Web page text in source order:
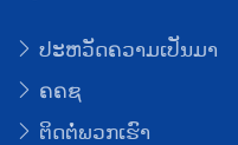
ປະຫວັດຄວາມເປັນມາ
ຄຄຊ
ຕິດຕໍ່ພວກເຮົາ